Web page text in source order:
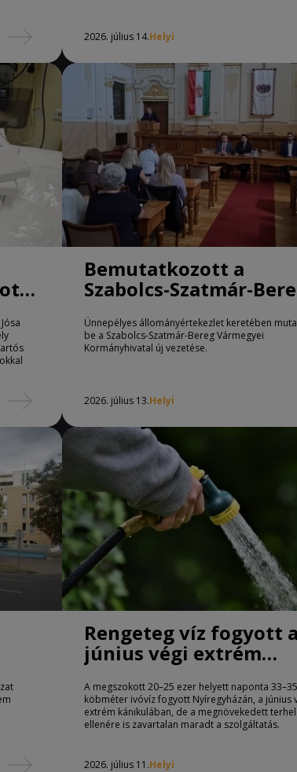
2026. július 14.Helyi
Bemutatkozott a
Szabolcs-Szatmár-
Kormányhivatal új
vezetése
Ünnepélyes állományértekezlet keretében
be a Szabolcs-Szatmár-Bereg Vármegyei
Kormányhivatal új vezetése.
2026. július 13.Helyi
Rengeteg víz fogyott a
június végi extrém
kánikulában
A megszokott 20–25 ezer helyett naponta
köbméter ivóvíz fogyott Nyíregyházán, a június
extrém kánikulában, de a megnövekedett
ellenére is zavartalan maradt a szolgáltatás.
2026. július 11.Helyi